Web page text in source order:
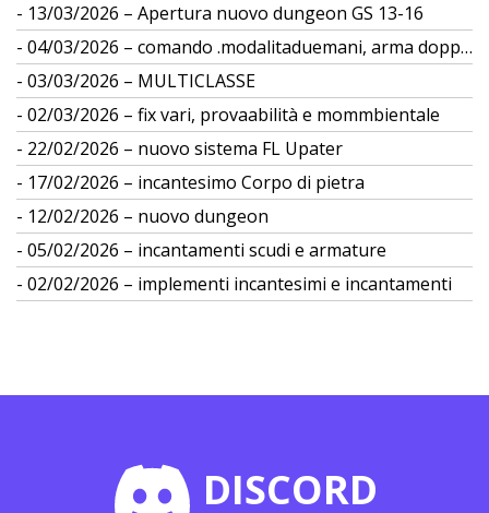
13/03/2026 – Apertura nuovo dungeon GS 13-16
04/03/2026 – comando .modalitaduemani, arma doppia
03/03/2026 – MULTICLASSE
02/03/2026 – fix vari, provaabilità e mommbientale
22/02/2026 – nuovo sistema FL Upater
17/02/2026 – incantesimo Corpo di pietra
12/02/2026 – nuovo dungeon
05/02/2026 – incantamenti scudi e armature
02/02/2026 – implementi incantesimi e incantamenti
DISCORD